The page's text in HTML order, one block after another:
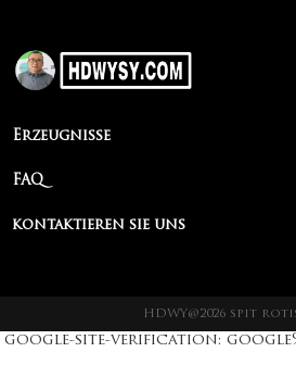
Erzeugnisse
FAQ
kontaktieren sie uns
HDWY@2026 spit
google-site-verification: